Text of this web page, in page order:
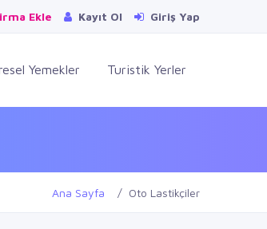
Ekle Kayıt Ol Giriş Yap
Yemekler Turistik Yerler
Ana Sayfa Oto Lastikçiler